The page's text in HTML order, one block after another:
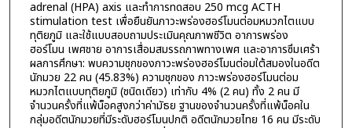
adrenal (HPA) axis และทำการทดสอบ 250 mcg ACTH
stimulation test เพื่อยืนยันภาวะพร่องฮอร์โมนต่อมหมวกไตแบบ
ทุติยภูมิ และใช้แบบสอบถามประเมินคุณภาพชีวิต อาการพร่อง
ฮอร์โมน เพศชาย อาการเสื่อมสมรรถภาพทางเพศ และอาการซึมเศร้า
ผลการศึกษา: พบความชุกของภาวะพร่องฮอร์โมนต่อมใต้สมองในอดีต
นักมวย 22 คน (45.83%) ความชุกของ ภาวะพร่องฮอร์โมนต่อม
หมวกไตแบบทุติยภูมิ (ชนิดเดียว) เท่ากับ 4% (2 คน) ทั้ง 2 คน มี
จำนวนครั้งที่แพ้น็อคสูงกว่าค่ามัธย ฐานของจำนวนครั้งที่แพ้น็อคใน
กลุ่มอดีตนักมวยที่มีระดับฮอร์โมนปกติ อดีตนักมวยไทย 16 คน มีระดับ